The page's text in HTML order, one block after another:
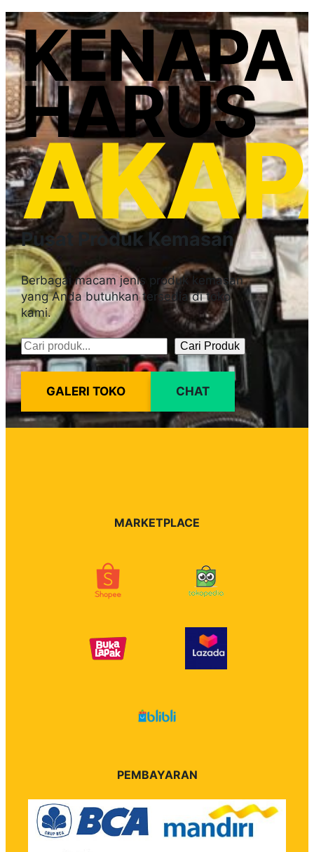
KENAPA
HARUS
Pusat Produk Kemasan
Berbagai macam jenis produk kemasan
yang Anda butuhkan tersedia di toko
kami.
Pencarian Cari Produk
GALERI TOKO CHAT
MARKETPLACE
PEMBAYARAN